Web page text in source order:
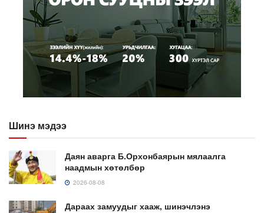
Шинэ мэдээ
Даян аварга Б.Орхонбаярын мялаалга
наадмын хөтөлбөр
2026-08-08
Дараах замуудыг хааж, шинэчлэнэ